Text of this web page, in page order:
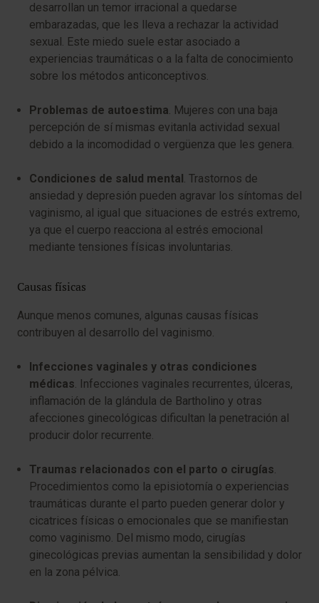
desarrollan un temor irracional a quedarse
embarazadas, que les lleva a rechazar la actividad
sexual. Este miedo suele estar asociado a
experiencias traumáticas o a la falta de conocimiento
sobre los métodos anticonceptivos.
Problemas de autoestima. Mujeres con una baja
percepción de sí mismas evitanla actividad sexual
debido a la incomodidad o vergüenza que les genera.
Condiciones de salud mental . Trastornos de
ansiedad y depresión pueden agravar los síntomas del
vaginismo, al igual que situaciones de estrés extremo,
ya que el cuerpo reacciona al estrés emocional
mediante tensiones físicas involuntarias.
Causas físicas
Aunque menos comunes, algunas causas físicas
contribuyen al desarrollo del vaginismo.
Infecciones vaginales y otras condiciones
médicas. Infecciones vaginales recurrentes, úlceras,
inflamación de la glándula de Bartholino y otras
afecciones ginecológicas dificultan la penetración al
producir dolor recurrente.
Traumas relacionados con el parto o cirugías.
Procedimientos como la episiotomía o experiencias
traumáticas durante el parto pueden generar dolor y
cicatrices físicas o emocionales que se manifiestan
como vaginismo. Del mismo modo, cirugías
ginecológicas previas aumentan la sensibilidad y dolor
en la zona pélvica.